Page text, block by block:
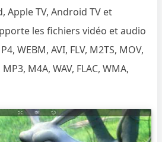
Apple TV, Android TV et
les fichiers vidéo et audio
WEBM, AVI, FLV, M2TS, MOV,
M4A, WAV, FLAC, WMA,